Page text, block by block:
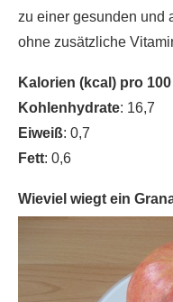
zu einer gesunden und
ohne zusätzliche
Kalorien (kcal) pro 100
Kohlenhydrate: 16,7
Eiweiß: 0,7
Fett: 0,6
Wieviel wiegt ein